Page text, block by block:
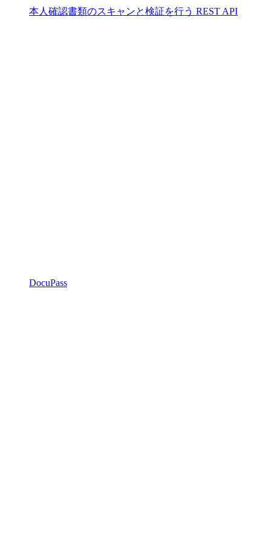
本人確認書類のスキャンと検証を行う REST API
DocuPass